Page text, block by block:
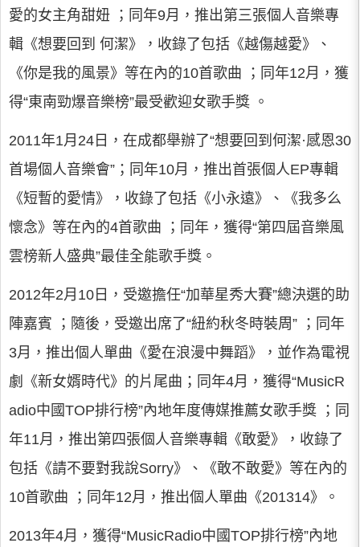
愛的女主角甜妞 ；同年9月，推出第三張個人音樂專
輯《想要回到 何潔》，收錄了包括《越傷越愛》、
《你是我的風景》等在內的10首歌曲 ；同年12月，獲
得“東南勁爆音樂榜”最受歡迎女歌手獎 。
2011年1月24日，在成都舉辦了“想要回到何潔·感恩30
首場個人音樂會”；同年10月，推出首張個人EP專輯
《短暫的愛情》，收錄了包括《小永遠》、《我多么
懷念》等在內的4首歌曲 ；同年，獲得“第四屆音樂風
雲榜新人盛典”最佳全能歌手獎。
2012年2月10日，受邀擔任“加華星秀大賽”總決選的助
陣嘉賓 ；隨後，受邀出席了“紐約秋冬時裝周” ；同年
3月，推出個人單曲《愛在浪漫中舞蹈》，並作為電視
劇《新女婿時代》的片尾曲；同年4月，獲得“MusicR
adio中國TOP排行榜”內地年度傳媒推薦女歌手獎 ；同
年11月，推出第四張個人音樂專輯《敢愛》，收錄了
包括《請不要對我說Sorry》、《敢不敢愛》等在內的
10首歌曲 ；同年12月，推出個人單曲《201314》。
2013年4月，獲得“MusicRadio中國TOP排行榜”內地